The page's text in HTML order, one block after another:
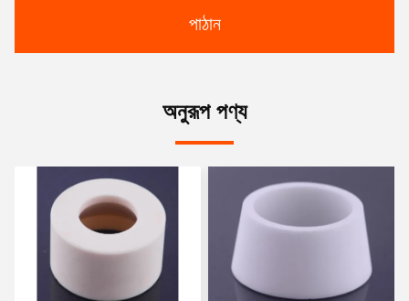
পাঠান
অনুরূপ পণ্য